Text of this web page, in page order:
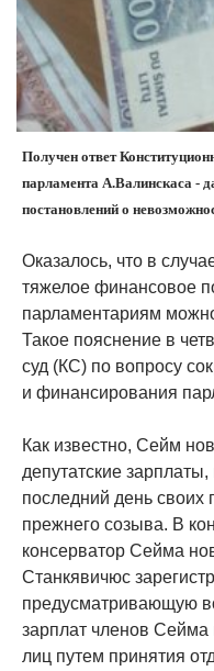
Получен ответ
парламента А.Валинскаса -
постановлений о
Оказалось, что в
тяжелое финансовое
парламентариям
Такое пояснение в
суд (КС) по вопросу
и финансирования
Как известно, Сейм
депутатские
последний день
прежнего созыва. В
консерватор Сейма
Станкявичюс
предусматривающую
зарплат членов Сейма
лиц путем принятия